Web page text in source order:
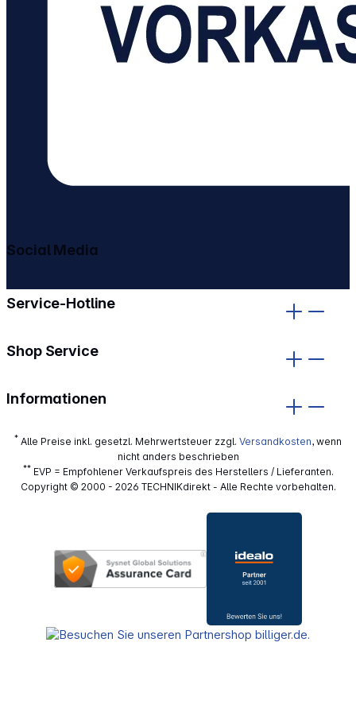
Service-Hotline
Shop Service
Informationen
Social Media
* Alle Preise inkl. gesetzl. Mehrwertsteuer zzgl. Versandkosten, wenn
nicht anders beschrieben
**EVP = Empfohlener Verkaufspreis des Herstellers / Lieferanten.
Copyright © 2000 - 2026 TECHNIKdirekt - Alle Rechte vorbehalten.